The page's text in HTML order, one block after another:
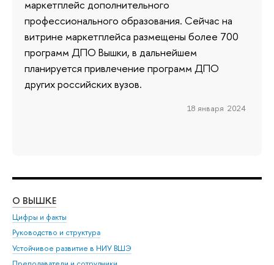
маркетплейс дополнительного
профессионального образования. Сейчас на
витрине маркетплейса размещены более 700
программ ДПО Вышки, в дальнейшем
планируется привлечение программ ДПО
других российских вузов.
18 января 2024
О ВЫШКЕ
Цифры и факты
Руководство и структура
Устойчивое развитие в НИУ ВШЭ